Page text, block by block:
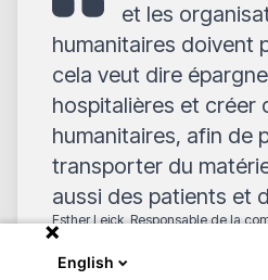
et les
humanitaires doivent
cela veut dire
hospitalières et créer
humanitaires, afin de
transporter du
aussi des patients et
Esther Leick, Responsable de la
des fonds chez MSF Luxembourg
English